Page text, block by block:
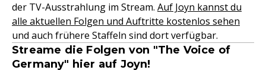
der TV-Ausstrahlung im Stream. Auf Joyn kannst du
alle aktuellen Folgen und Auftritte kostenlos sehen
und auch frühere Staffeln sind dort verfügbar.
Streame die Folgen von "The Voice of
Germany" hier auf Joyn!